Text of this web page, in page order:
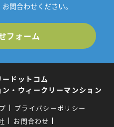
問合わせください。
フォーム
ドットコム
・ウィークリーマンション
プライバシーポリシー
お問合わせ